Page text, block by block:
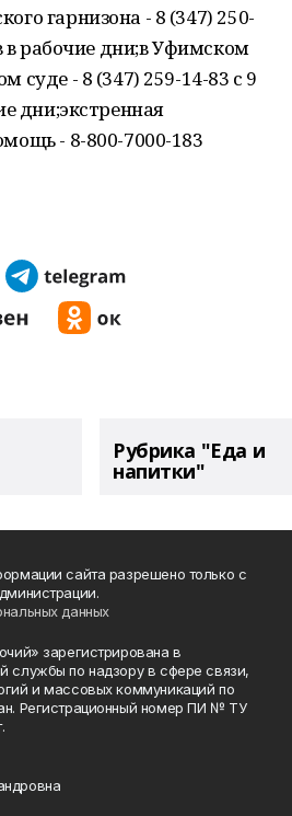
гарнизона - 8 (347) 250-
в рабочие дни;в Уфимском
суде - 8 (347) 259-14-83 с 9
дни;экстренная
- 8-800-7000-183
Рубрика "Еда и
напитки"
сайта разрешено только с
данных
зарегистрирована в
службы по надзору в сфере связи,
и массовых коммуникаций по
Регистрационный номер ПИ № ТУ